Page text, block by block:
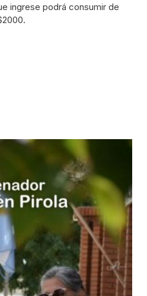
ingrese podrá consumir de